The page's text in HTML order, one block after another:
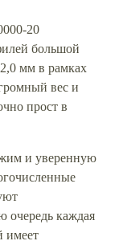
20
большой
мм в рамках
вес и
прост в
и уверенную
очередь каждая
имеет